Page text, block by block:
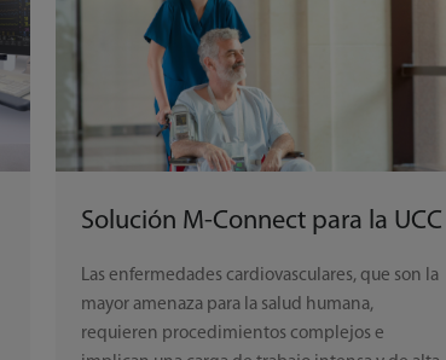
Solución M-Connect para la UCC
Las enfermedades cardiovasculares, que son la
mayor amenaza para la salud humana,
requieren procedimientos complejos e